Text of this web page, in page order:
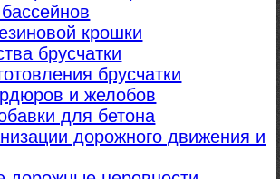
крошки
брусчатки
брусчатки
и желобов
для бетона
дорожного движения и